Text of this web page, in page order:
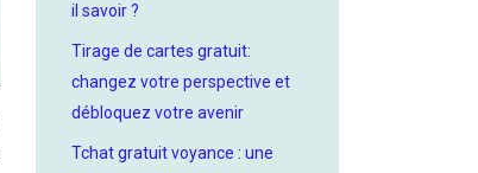
il savoir ?
Tirage de cartes gratuit:
changez votre perspective et
débloquez votre avenir
Tchat gratuit voyance : une